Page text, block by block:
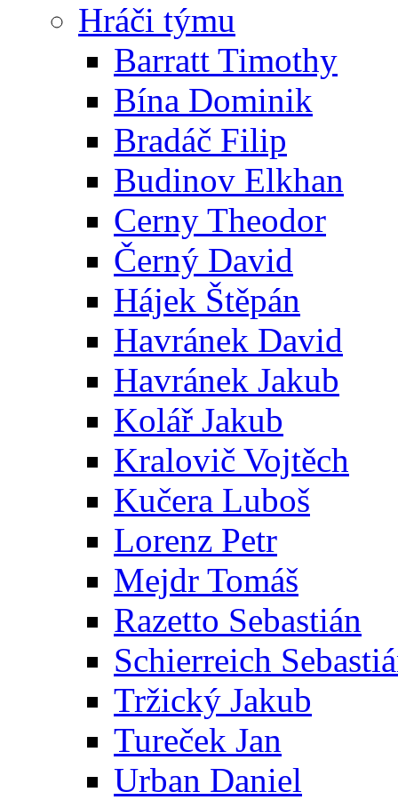
Hráči týmu
Barratt Timothy
Bína Dominik
Bradáč Filip
Budinov Elkhan
Cerny Theodor
Černý David
Hájek Štěpán
Havránek David
Havránek Jakub
Kolář Jakub
Kralovič Vojtěch
Kučera Luboš
Lorenz Petr
Mejdr Tomáš
Razetto Sebastián
Schierreich
Tržický Jakub
Tureček Jan
Urban Daniel